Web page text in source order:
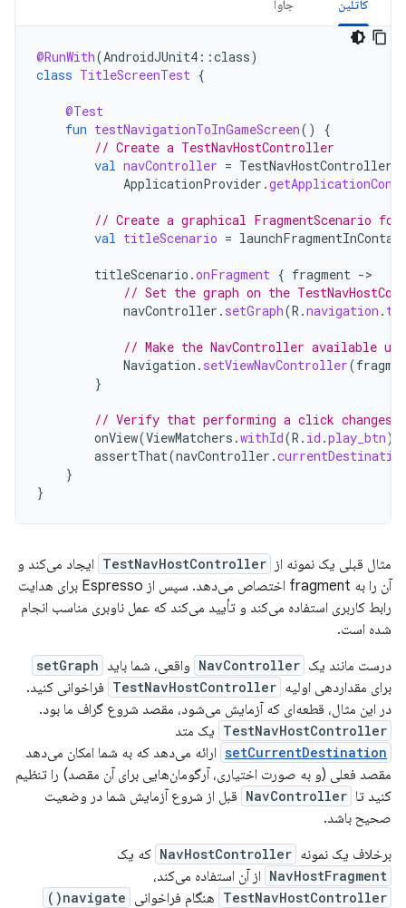
کاتلین جاوا
@RunWith(AndroidJUnit4 ::class)
class TitleScreenTest {
@Test
fun testNavigationToInGameScreen()
{
// Create a TestNavHostController
val navController = TestNavHostController
ApplicationProvider .
// Create a graphical FragmentScenario
val titleScenario =
titleScenario .onFragment { fragment -
// Set the graph on the
navController . setGraph(R .navigation .
// Make the NavController available
Navigation . setViewNavController(
}
// Verify that performing a click changes
onView(ViewMatchers .withId(R . id .play_btn
assertThat(navController .
}
}
مثال قبلی یک نمونه از TestNavHostController ایجاد می‌کند و
آن را به fragment اختصاص می‌دهد. سپس از Espresso برای هدایت
رابط کاربری استفاده می‌کند و تأیید می‌کند که عمل ناوبری مناسب انجام
شده است.
درست مانند یک NavController واقعی، شما باید setGraph
برای مقداردهی اولیه TestNavHostController فراخوانی کنید.
در این مثال، قطعه‌ای که آزمایش می‌شود، مقصد شروع گراف ما بود.
TestNavHostController یک متد
setCurrentDestination ارائه می‌دهد که به شما امکان می‌دهد
مقصد فعلی (و به صورت اختیاری، آرگومان‌هایی برای آن مقصد) را تنظیم
کنید تا NavController قبل از شروع آزمایش شما در وضعیت
صحیح باشد.
برخلاف یک نمونه NavHostController که یک
NavHostFragment از آن استفاده می‌کند،
TestNavHostController هنگام فراخوانی navigate()